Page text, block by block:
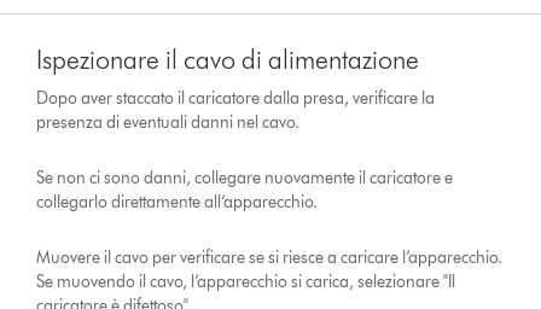
Ispezionare il cavo di alimentazione
Dopo aver staccato il caricatore dalla presa, verificare la
presenza di eventuali danni nel cavo.
Se non ci sono danni, collegare nuovamente il caricatore e
collegarlo direttamente all’apparecchio.
Muovere il cavo per verificare se si riesce a caricare l’apparecchio.
Se muovendo il cavo, l’apparecchio si carica, selezionare "Il